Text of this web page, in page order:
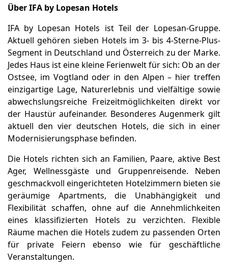
Über IFA by Lopesan Hotels
IFA by Lopesan Hotels ist Teil der Lopesan-Gruppe.
Aktuell gehören sieben Hotels im 3- bis 4-Sterne-Plus-
Segment in Deutschland und Österreich zu der Marke.
Jedes Haus ist eine kleine Ferienwelt für sich: Ob an der
Ostsee, im Vogtland oder in den Alpen – hier treffen
einzigartige Lage, Naturerlebnis und vielfältige sowie
abwechslungsreiche Freizeitmöglichkeiten direkt vor
der Haustür aufeinander. Besonderes Augenmerk gilt
aktuell den vier deutschen Hotels, die sich in einer
Modernisierungsphase befinden.
Die Hotels richten sich an Familien, Paare, aktive Best
Ager, Wellnessgäste und Gruppenreisende. Neben
geschmackvoll eingerichteten Hotelzimmern bieten sie
geräumige Apartments, die Unabhängigkeit und
Flexibilität schaffen, ohne auf die Annehmlichkeiten
eines klassifizierten Hotels zu verzichten. Flexible
Räume machen die Hotels zudem zu passenden Orten
für private Feiern ebenso wie für geschäftliche
Veranstaltungen.